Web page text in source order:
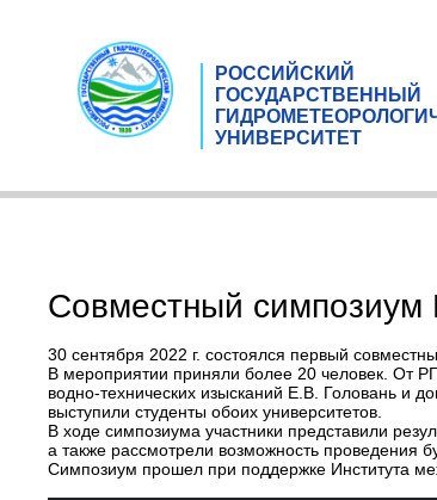
РОССИЙСКИЙ
ГОСУДАРСТВЕННЫЙ
УНИВЕРСИТЕТ
Совместный симпозиум
30 сентября 2022 г. состоялся первый
В мероприятии приняли более 20 человек. От
водно-технических изысканий Е.В. Головань и
выступили студенты обоих университетов.
В ходе симпозиума участники представили
а также рассмотрели возможность проведения
Симпозиум прошел при поддержке Института